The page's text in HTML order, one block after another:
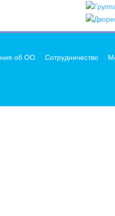
об ОО Сотрудничество